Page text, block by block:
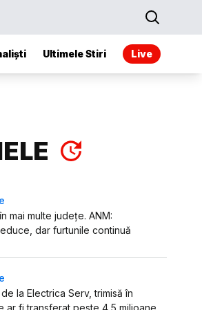
Ultimele Stiri Live
mai multe județe. ANM:
dar furtunile continuă
la Electrica Serv, trimisă în
ar fi transferat peste 4,5 milioane